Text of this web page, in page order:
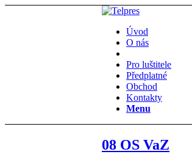
Úvod
O nás
Pro luštitele
Předplatné
Obchod
Kontakty
Menu
08 OS VaZ